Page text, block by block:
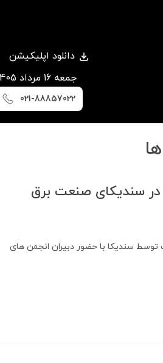
دانلود اپلیکیشن
جمعه 16 مرداد 1405
021-88857022
سندیکای صنعت برق
سندیکا با حضور دبیران انجمن های